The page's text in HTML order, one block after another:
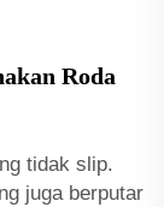
Roda
tidak slip.
juga berputar